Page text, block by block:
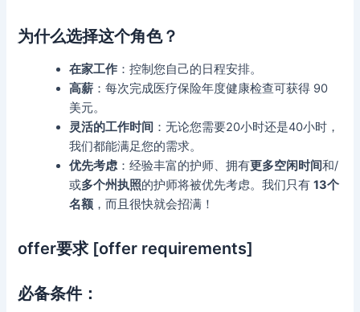
为什么选择这个角色？
在家工作 ：控制您自己的日程安排。
高薪 ：每次完成医疗保险年度健康检查可获得 90
美元。
灵活的工作时间 ：无论您需要20小时还是40小时，
我们都能满足您的需求。
优先考虑：经验丰富的护师、拥有更多空闲时间和/
或多个州执照的护师将被优先考虑。我们只有13个
名额 ，而且很快就会招满！
offer要求 [offer requirements]
必备条件：